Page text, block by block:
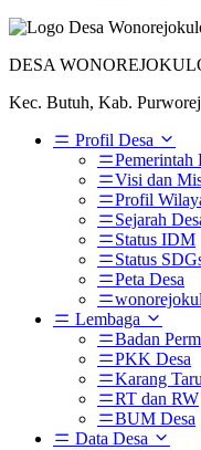
DESA
Kec. Butuh, Kab.
Profil Desa
Pemerintah
Visi dan
Profil
Sejarah
Status IDM
Status
Peta Desa
Lembaga
Badan
PKK Desa
Karang
RT dan RW
BUM Desa
Data Desa